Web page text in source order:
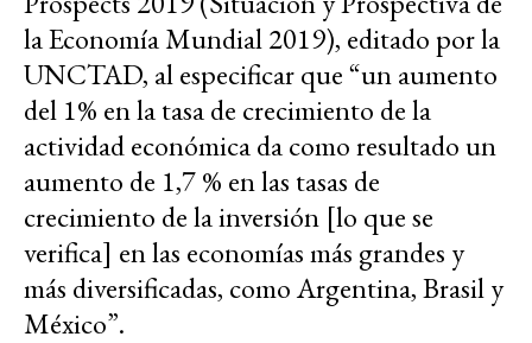
la Economía Mundial 2019), editado por la
UNCTAD, al especificar que “un aumento
del 1% en la tasa de crecimiento de la
actividad económica da como resultado un
aumento de 1,7 % en las tasas de
crecimiento de la inversión [lo que se
verifica] en las economías más grandes y
más diversificadas, como Argentina, Brasil y
México”.